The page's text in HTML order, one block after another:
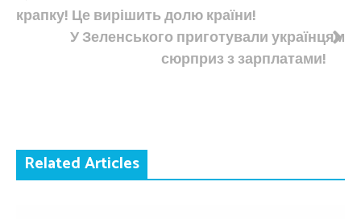
записів
крапку! Це вирішить долю країни!
У Зеленського приготували українцям
сюрприз з зарплатами!
Related Articles